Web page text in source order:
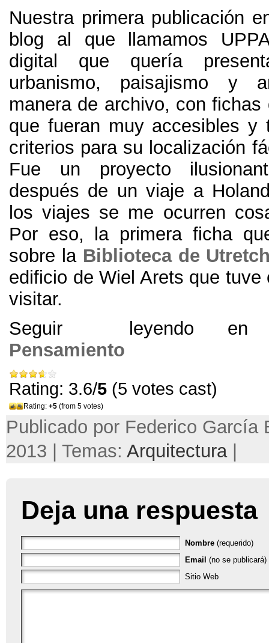
Nuestra primera publicación
blog al que llamamos
digital que quería
urbanismo, paisajismo y
manera de archivo, con fichas
que fueran muy accesibles y
criterios para su localización
Fue un proyecto
después de un viaje a
los viajes se me ocurren
Por eso, la primera ficha
sobre la Biblioteca de
edificio de Wiel Arets que tuve
visitar.
Seguir leyendo
Pensamiento
Rating: 3.6/5 (5 votes cast)
Rating: +5 (from 5 votes)
Publicado por Federico García
2013 | Temas: Arquitectura|
Deja una respuesta
Nombre (requerido)
Email (no se publicará)
Sitio Web